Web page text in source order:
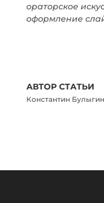
ораторское
оформление
АВТОР СТАТЬИ
Константин